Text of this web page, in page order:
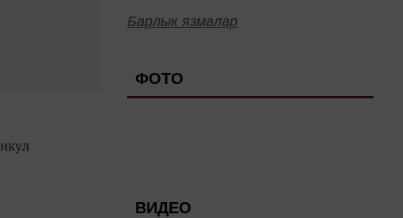
Барлык язмалар
ФОТО
ВИДЕО